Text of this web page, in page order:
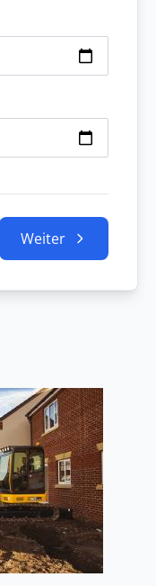
Weiter